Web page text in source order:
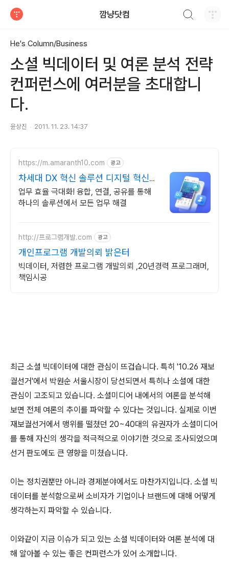
깜냥닷컴
He's Column/Business
소셜 빅데이터 및 여론 분석 전략
컨퍼런스에 여러분을 초대합니
다.
윤상진 2011. 11. 23. 14:37
https://m.amaranth10.com 광고
차세대 DX 혁신 솔루션 디지털 혁신의
완성
업무 효율 극대화! 융합, 연결, 공유를 통해
하나의 솔루션에서 모든 업무 해결
http://프로그램개발.com 광고
개인프로그램 개발의뢰 밝은터
빅데이터, 저렴한 프로그램 개발의뢰 ,20년경력 프로그래머,
책임시공
최근 소셜 빅데이터에 대한 관심이 뜨겁습니다. 특히 '10.26 재보
궐선거'에서 박원순 서울시장이 당선되면서 특히나 소셜에 대한
관심이 고조되고 있습니다. 소셜미디어 내에서의 여론을 분석해
보면 전체 여론의 추이를 파악할 수 있다는 것입니다. 실제로 이번
재보궐선거에서 맹위를 떨쳤던 20~40대의 유권자가 소셜미디어
를 통해 자신의 생각을 적극적으로 이야기한 것으로 조사되었으며
선거 판도에도 큰 영향을 미쳤습니다.
이는 정치권뿐만 아니라 경제분야에서도 마찬가지입니다. 소셜 빅
데이터를 분석함으로써 소비자가 기업이나 브랜드에 대해 어떻게
생각하는지 파악할 수 있습니다.
이와같이 지금 이슈가 되고 있는 소셜 빅데이터와 여론 분석에 대
해 알아볼 수 있는 좋은 컨퍼런스가 있어 소개합니다.